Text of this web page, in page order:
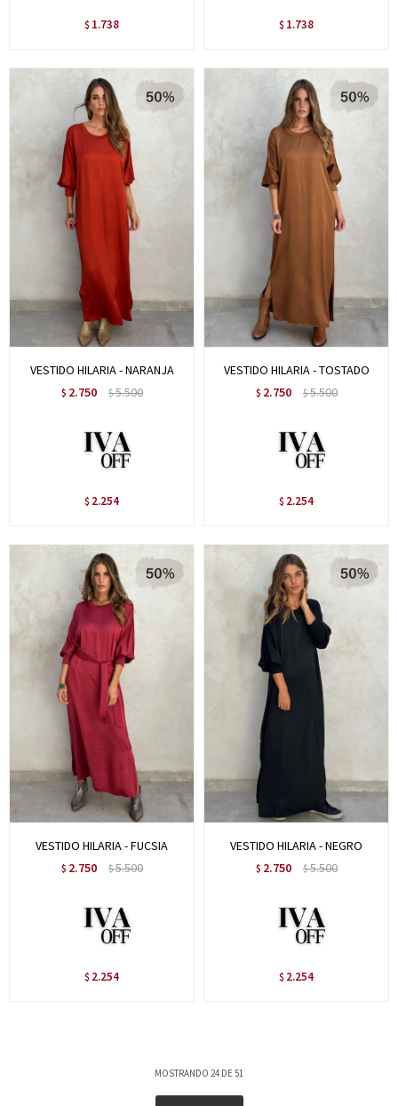
$ 1.738 $ 1.738
VESTIDO HILARIA - NARANJA
$ 2.750 $5.500
$ 2.254
VESTIDO HILARIA - TOSTADO
$ 2.750 $5.500
$ 2.254
VESTIDO HILARIA - FUCSIA
$ 2.750 $5.500
$ 2.254
VESTIDO HILARIA - NEGRO
$ 2.750 $5.500
$ 2.254
MOSTRANDO 24 DE51